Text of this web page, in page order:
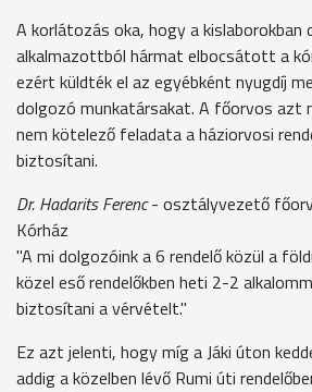
A korlátozás oka, hogy a kislaborokban
alkalmazottból hármat elbocsátott a
ezért küldték el az egyébként nyugdíj
dolgozó munkatársakat. A főorvos azt
nem kötelező feladata a háziorvosi
biztosítani.
Dr. Hadarits Ferenc- osztályvezető
Kórház
"A mi dolgozóink a 6 rendelő közül a
közel eső rendelőkben heti 2-2
biztosítani a vérvételt."
Ez azt jelenti, hogy míg a Jáki úton
addig a közelben lévő Rumi úti